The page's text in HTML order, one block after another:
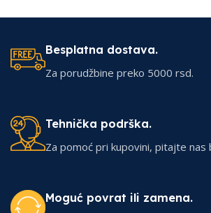
Besplatna dostava.
Za porudžbine preko 5000 rsd.
Tehnička podrška.
Za pomoć pri kupovini, pitajte nas
Moguć povrat ili zamena.